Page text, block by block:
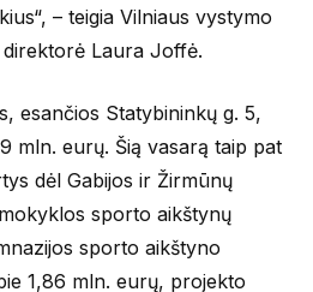
– teigia Vilniaus vystymo
Laura Joffė.
esančios Statybininkų g. 5,
mln. eurų. Šią vasarą taip pat
dėl Gabijos ir Žirmūnų
sporto aikštynų
sporto aikštyno
1,86 mln. eurų, projekto